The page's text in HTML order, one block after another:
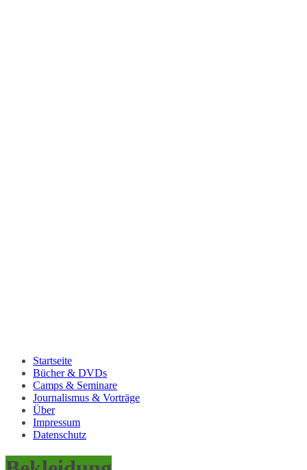
Startseite
Bücher & DVDs
Camps & Seminare
Journalismus & Vorträge
Über
Impressum
Datenschutz